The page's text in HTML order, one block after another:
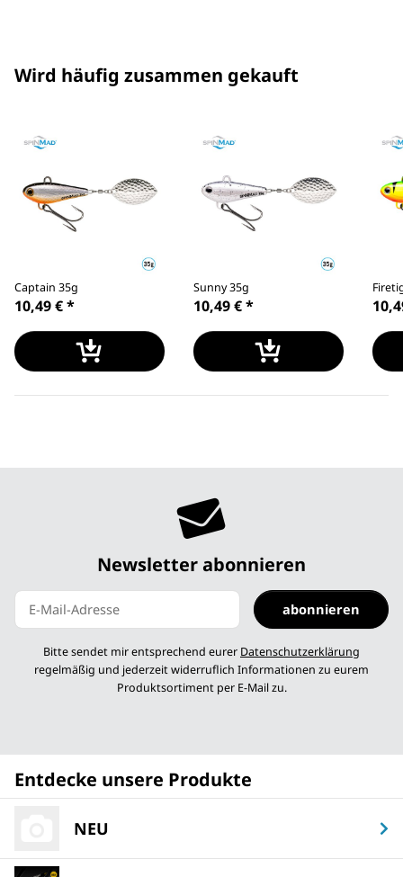
Wird häufig zusammen gekauft
Captain 35g
10,49 €*
Sunny 35g
10,49 €*
Newsletter abonnieren
abonnieren
Bitte sendet mir entsprechend eurer Datenschutzerklärung
regelmäßig und jederzeit widerruflich Informationen zu eurem
Produktsortiment per E-Mail zu.
Entdecke unsere Produkte
NEU